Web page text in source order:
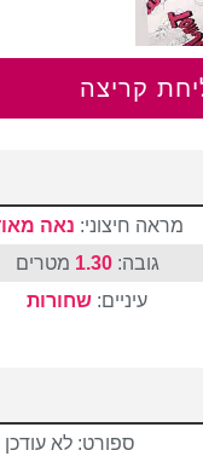
קריצה
מראה חיצוני: נאה
גובה:1.30 מטרים
עיניים: שחורות
ספורט: לא עודכן